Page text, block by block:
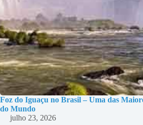
Foz do Iguaçu no Brasil – Uma das
do Mundo
julho 23, 2026